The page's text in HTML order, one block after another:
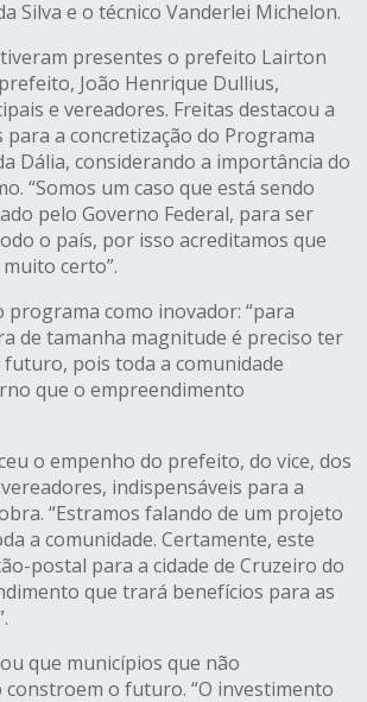
Silva e o técnico Vanderlei Michelon.
presentes o prefeito Lairton
João Henrique Dullius,
e vereadores. Freitas destacou a
para a concretização do Programa
Dália, considerando a importância do
“Somos um caso que está sendo
pelo Governo Federal, para ser
o país, por isso acreditamos que
certo”.
programa como inovador: “para
de tamanha magnitude é preciso ter
pois toda a comunidade
que o empreendimento
o empenho do prefeito, do vice, dos
indispensáveis para a
“Estramos falando de um projeto
a comunidade. Certamente, este
postal para a cidade de Cruzeiro do
que trará benefícios para as
que municípios que não
o futuro. “O investimento